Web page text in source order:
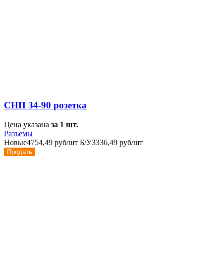
СНП 34-90 розетка
Цена указана за 1 шт.
Разъемы
Новые4754,49 руб/шт Б/У3336,49 руб/шт
Продать